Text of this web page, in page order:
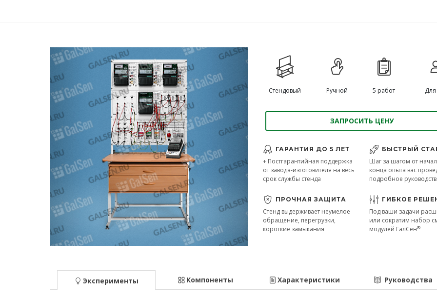
Стендовый Ручной 5 работ Для
ЗАПРОСИТЬ ЦЕНУ
ГАРАНТИЯ ДО 5 ЛЕТ
+ Постгарантийная поддержка
от завода-изготовителя на весь
срок службы стенда
ПРОЧНАЯ ЗАЩИТА
Стенд выдерживает неумелое
обращение, перегрузки,
короткие замыкания
БЫСТРЫЙ
Шаг за шагом от
конца опыта вас
подробное
ГИБКОЕ
Под ваши задачи
или сократим набор
модулей ГалСен®
Эксперименты Компоненты Характеристики Руководства